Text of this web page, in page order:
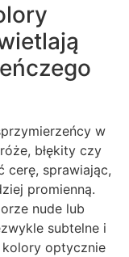
w
błękity czy
cerę, sprawiając,
promienną.
nude lub
subtelne i
kolory optycznie